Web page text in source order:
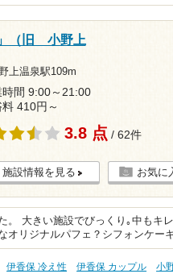
（旧 小野上
上温泉駅109m
時間 9:00～21:00
410円～
3.8 点 / 62件
施設情報を見る お気に
。 大きい施設でびっくり｡中もキ
オリジナルパフェ？シフォンケー
伊香保 冷え性 伊香保 カップル 小